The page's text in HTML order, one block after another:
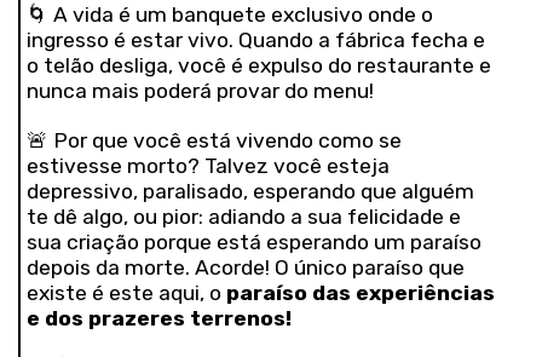
🌀 A vida é um banquete exclusivo onde o
ingresso é estar vivo. Quando a fábrica fecha e
o telão desliga, você é expulso do restaurante e
nunca mais poderá provar do menu!
🚨 Por que você está vivendo como se
estivesse morto? Talvez você esteja
depressivo, paralisado, esperando que alguém
te dê algo, ou pior: adiando a sua felicidade e
sua criação porque está esperando um paraíso
depois da morte. Acorde! O único paraíso que
existe é este aqui, o paraíso das experiências
e dos prazeres terrenos!